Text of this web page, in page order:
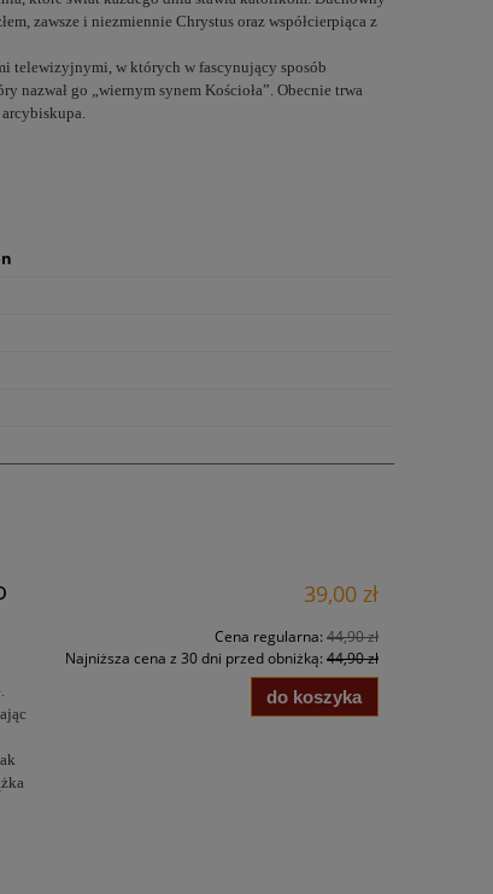
zawsze i niezmiennie Chrystus oraz współcierpiąca z
telewizyjnymi, w których w fascynujący sposób
nazwał go „wiernym synem Kościoła”. Obecnie trwa
39,00 zł
Cena regularna: 44,90 zł
Najniższa cena z 30 dni przed obniżką: 44,90 zł
do koszyka